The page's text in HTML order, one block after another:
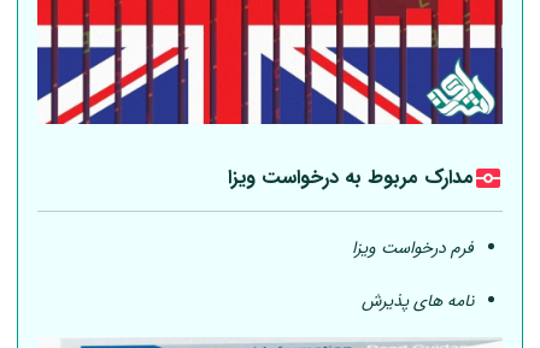
مدارک مربوط به درخواست ویزا
فرم درخواست ویزا
نامه های پذیرش